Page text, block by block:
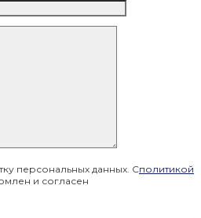
персональных данных. Сполитикой
и согласен